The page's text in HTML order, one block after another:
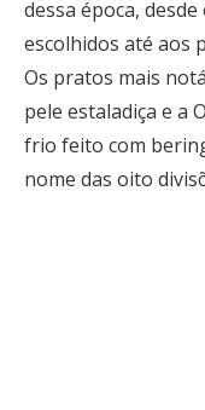
dessa época,
escolhidos até aos
Os pratos mais
pele estaladiça e a
frio feito com
nome das oito